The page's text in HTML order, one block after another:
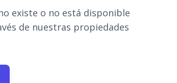
existe o no está disponible
de nuestras propiedades